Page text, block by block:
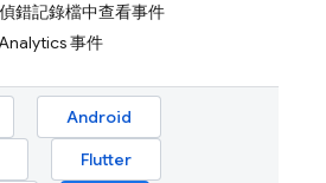
錯記錄檔中查看事件
事件
Android
Flutter